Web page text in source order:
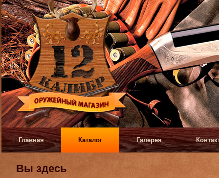
Главная Каталог Галерея
Вы здесь